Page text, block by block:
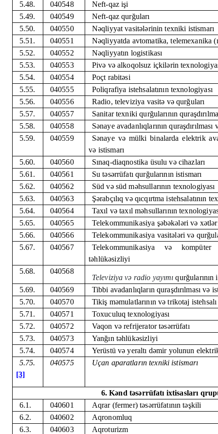
5.48.
040548
Neft-qaz işi
5.49.
040549
Neft-qaz qurğuları
5.50.
040550
Nəqliyyat vasitələrinin texniki istismarı
5.51.
040551
Nəqliyyatda avtomatika, telemexanika
5.52.
040552
Nəqliyyatın logistikası
5.53.
040553
Pivə və alkoqolsuz içkilərin
5.54.
040554
Poçt rabitəsi
5.55.
040555
Poliqrafiya istehsalatının texnologiyası
5.56.
040556
Radio, televiziya vasitə və qurğuları
5.57.
040557
Sanitar texniki qurğularının
5.58.
040558
Sənaye avadanlıqlarının
5.59.
040559
Sənaye və mülki binalarda elektrik
və istismarı
5.60.
040560
Sınaq-diaqnostika üsulu və cihazları
5.61.
040561
Su təsərrüfatı qurğularının istismarı
5.62.
040562
Süd və süd məhsullarının texnologiyası
5.63.
040563
Şərabçılıq və qıcqırtma istehsalatının
5.64.
040564
Taxıl və taxıl məhsullarının
5.65.
040565
Telekommunikasiya şəbəkələri və
5.66.
040566
Telekommunikasiya vasitələri və
5.67.
040567
Telekommunikasiya və kompüter
təhlükəsizliyi
5.68.
040568
Televiziya və radio yayımı qurğularının
5.69.
040569
Tibbi avadanlıqların quraşdırılması və
5.70.
040570
Tikiş məmulatlarının və trikotaj
5.71.
040571
Toxuculuq texnologiyası
5.72.
040572
Vaqon və refrijerator təsərrüfatı
5.73.
040573
Yanğın təhlükəsizliyi
5.74.
040574
Yerüstü və yeraltı dəmir yolunun
5.75.
[3]
040575 Uçan aparatların texniki istismarı
6. Kənd təsərrüfatı ixtisasları
6.1.
040601
Aqrar (fermer) təsərrüfatının təşkili
6.2.
040602
Aqronomluq
6.3.
040603
Aqroturizm